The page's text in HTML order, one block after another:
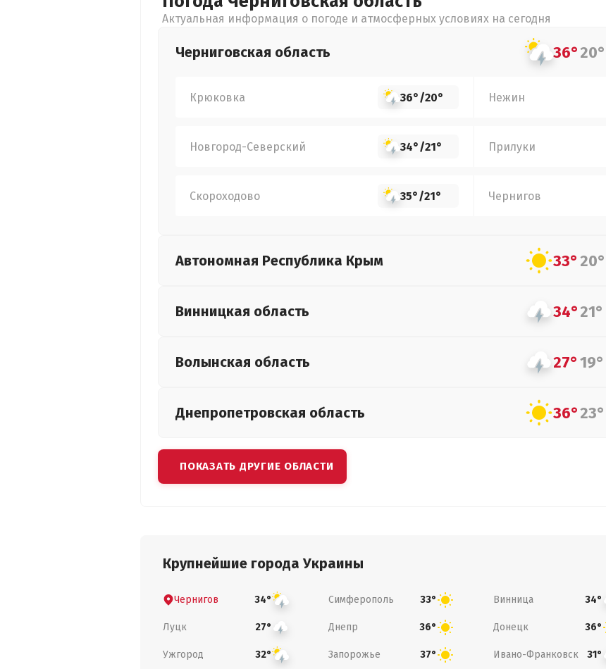
Актуальная информация о погоде и атмосферных условиях на сегодня
Черниговская область 36°20°
Крюковка 36°/20° Нежин
Новгород-Северский 34°/21° Прилуки
Скороходово 35°/21° Чернигов
Автономная Республика Крым 33°20°
Винницкая область 34°21°
Волынская область 27°19°
Днепропетровская область 36°23°
ПОКАЗАТЬ ДРУГИЕ ОБЛАСТИ
Крупнейшие города Украины
Чернигов 34° Симферополь 33° Винница 34°
Луцк 27° Днепр 36° Донецк 36°
Ужгород 32° Запорожье 37° Ивано-Франковск 31°